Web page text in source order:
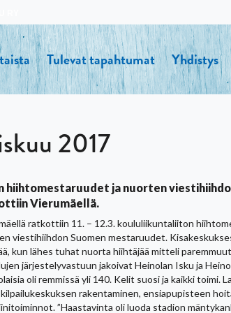
Tulevat tapahtumat Yhdistys
2017
hiihtomestaruudet ja nuorten
Vierumäellä.
ratkottiin 11. – 12.3. koululiikuntaliiton
viestihiihdon Suomen mestaruudet.
kun lähes tuhat nuorta hiihtäjää mitteli
järjestelyvastuun jakoivat Heinolan Isku ja
oli remmissä yli 140. Kelit suosi ja kaikki toimi.
rakentaminen, ensiapupisteen
”Haastavinta oli luoda stadion